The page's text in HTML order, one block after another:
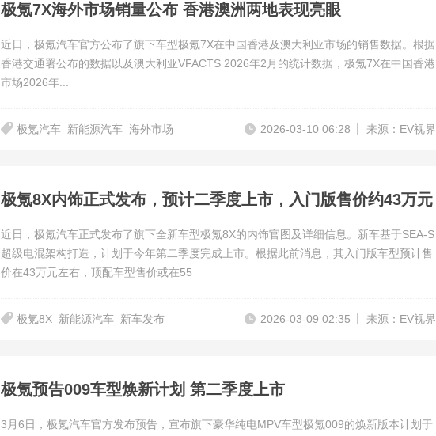
极氪7X海外市场销量公布 香港澳洲两地表现亮眼
近日，极氪汽车官方公布了旗下车型极氪7X在中国香港及澳大利亚市场的销售数据。根据
香港交通署公布的数据以及澳大利亚VFACTS 2026年2月的统计数据，极氪7X在中国香港
市场2026年...
极氪汽车 新能源汽车 海外市场 来源：EV视界
2026-03-10 06:28
极氪8X内饰正式发布，预计二季度上市，入门版售价约43万元
近日，极氪汽车正式发布了旗下全新车型极氪8X的内饰官图及详细信息。新车基于SEA-S
超级电混架构打造，计划于今年第二季度完成上市。根据此前消息，其入门版车型预计售
价在43万元左右，顶配车型售价或在55
极氪8X 新能源汽车 新车发布 来源：EV视界
2026-03-09 02:35
极氪预告009车型焕新计划 第二季度上市
3月6日，极氪汽车官方发布预告，宣布旗下豪华纯电MPV车型极氪009的焕新版本计划于